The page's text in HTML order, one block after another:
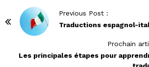
Previous Post :
Traductions espagnol-
Prochain
Les principales étapes pour